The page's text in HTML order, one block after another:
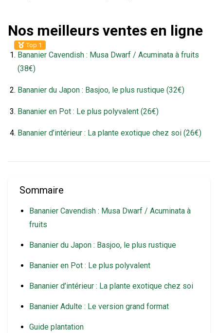
Nos meilleurs ventes en ligne
Bananier Cavendish : Musa Dwarf / Acuminata à fruits
(38€)
Top 1
Bananier du Japon : Basjoo, le plus rustique (32€)
Bananier en Pot : Le plus polyvalent (26€)
Bananier d’intérieur : La plante exotique chez soi (26€)
Sommaire
Bananier Cavendish : Musa Dwarf / Acuminata à
fruits
Bananier du Japon : Basjoo, le plus rustique
Bananier en Pot : Le plus polyvalent
Bananier d’intérieur : La plante exotique chez soi
Bananier Adulte : Le version grand format
Guide plantation